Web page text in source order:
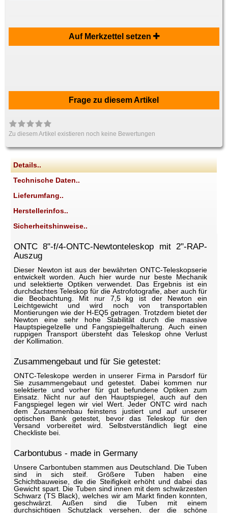
Auf Merkzettel setzen
Frage zu diesem Artikel
Zu diesem Artikel existieren noch keine Bewertungen
Details..
Technische Daten..
Lieferumfang..
Herstellerinfos..
Sicherheitshinweise..
ONTC 8"-f/4-ONTC-Newtonteleskop mit 2"-RAP-
Auszug
Dieser Newton ist aus der bewährten ONTC-Teleskopserie
entwickelt worden. Auch hier wurde nur beste Mechanik
und selektierte Optiken verwendet. Das Ergebnis ist ein
durchdachtes Teleskop für die Astrofotografie, aber auch für
die Beobachtung. Mit nur 7,5 kg ist der Newton ein
Leichtgewicht und wird noch von transportablen
Montierungen wie der H-EQ5 getragen. Trotzdem bietet der
Newton eine sehr hohe Stabilität durch die massive
Hauptspiegelzelle und Fangspiegelhalterung. Auch einen
ruppigen Transport übersteht das Teleskop ohne Verlust
der Kollimation.
Zusammengebaut und für Sie getestet:
ONTC-Teleskope werden in unserer Firma in Parsdorf für
Sie zusammengebaut und getestet. Dabei kommen nur
selektierte und vorher für gut befundene Optiken zum
Einsatz. Nicht nur auf den Hauptspiegel, auch auf den
Fangspiegel legen wir viel Wert. Jeder ONTC wird nach
dem Zusammenbau feinstens justiert und auf unserer
optischen Bank getestet, bevor das Teleskop für den
Versand vorbereitet wird. Selbstverständlich liegt eine
Checkliste bei.
Carbontubus - made in Germany
Unsere Carbontuben stammen aus Deutschland. Die Tuben
sind in sich steif. Größere Tuben haben eine
Schichtbauweise, die die Steifigkeit erhöht und dabei das
Gewicht spart. Die Tuben sind innen mit dem schwärzesten
Schwarz (TS Black), welches wir am Markt finden konnten,
geschwärzt. Außen sind die Tuben mit einem
durchsichtigen Schutzlack versehen, der die schöne